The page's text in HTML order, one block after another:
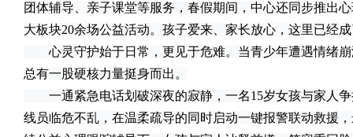
团体辅导、亲子课堂等服务，春假期间，中心还同步推出
大板块20余场公益活动。孩子爱来、家长放心，这里已经
心灵守护始于日常，更见于危难。当青少年遭遇情绪崩
总有一股硬核力量挺身而出。
一通紧急电话划破深夜的寂静，一名15岁女孩与家人争
线员临危不乱，在温柔疏导的同时启动一键报警联动救援